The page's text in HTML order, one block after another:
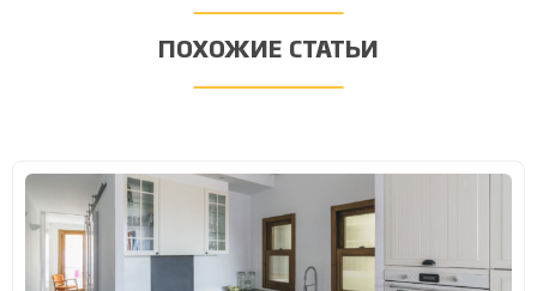
ПОХОЖИЕ СТАТЬИ